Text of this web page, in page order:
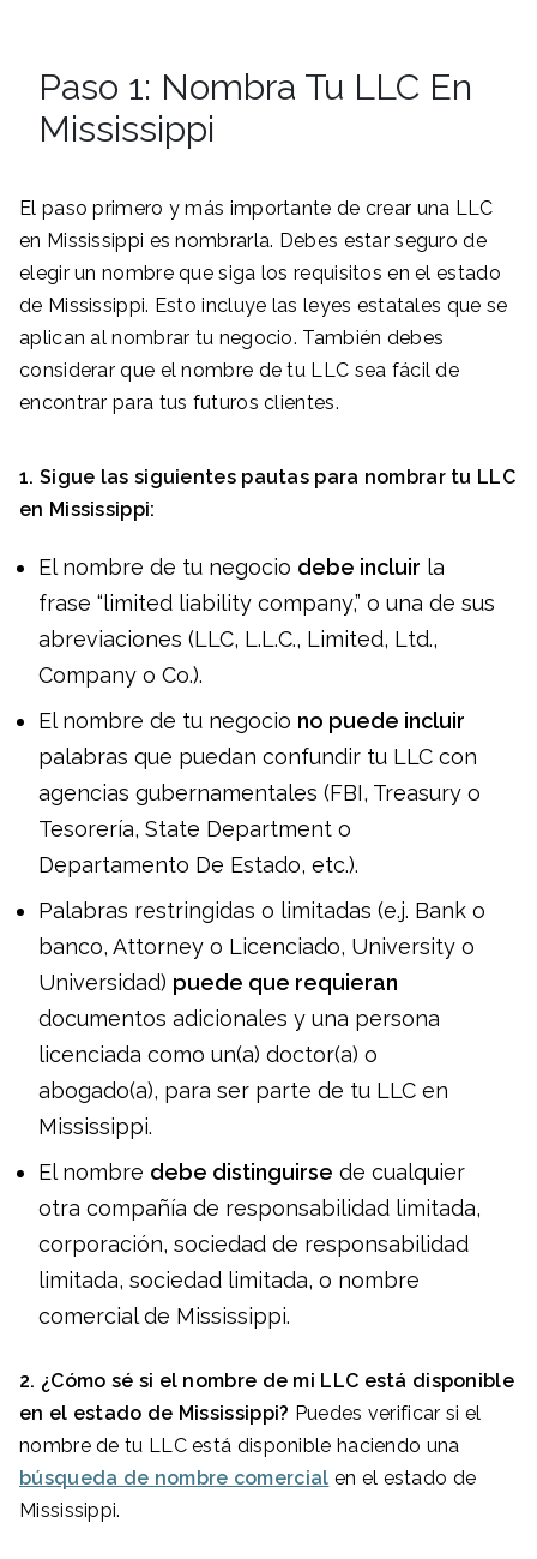
Paso 1: Nombra Tu LLC En
Mississippi
El paso primero y más importante de crear una LLC
en Mississippi es nombrarla. Debes estar seguro de
elegir un nombre que siga los requisitos en el estado
de Mississippi. Esto incluye las leyes estatales que se
aplican al nombrar tu negocio. También debes
considerar que el nombre de tu LLC sea fácil de
encontrar para tus futuros clientes.
1. Sigue las siguientes pautas para nombrar tu LLC
en Mississippi:
El nombre de tu negocio debe incluir la
frase “limited liability company,” o una de sus
abreviaciones (LLC, L.L.C., Limited, Ltd.,
Company o Co.).
El nombre de tu negocio no puede incluir
palabras que puedan confundir tu LLC con
agencias gubernamentales (FBI, Treasury o
Tesorería, State Department o
Departamento De Estado, etc.).
Palabras restringidas o limitadas (e.j. Bank o
banco, Attorney o Licenciado, University o
Universidad) puede que requieran
documentos adicionales y una persona
licenciada como un(a) doctor(a) o
abogado(a), para ser parte de tu LLC en
Mississippi.
El nombre debe distinguirse de cualquier
otra compañía de responsabilidad limitada,
corporación, sociedad de responsabilidad
limitada, sociedad limitada, o nombre
comercial de Mississippi.
2. ¿Cómo sé si el nombre de mi LLC está disponible
en el estado de Mississippi? Puedes verificar si el
nombre de tu LLC está disponible haciendo una
búsqueda de nombre comercial en el estado de
Mississippi.